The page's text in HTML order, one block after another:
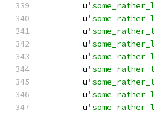
        u
        u
        u
        u
        u
        u
        u
        u
        u